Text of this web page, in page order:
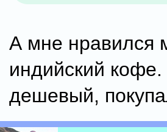
А мне нравился
индийский
дешевый,